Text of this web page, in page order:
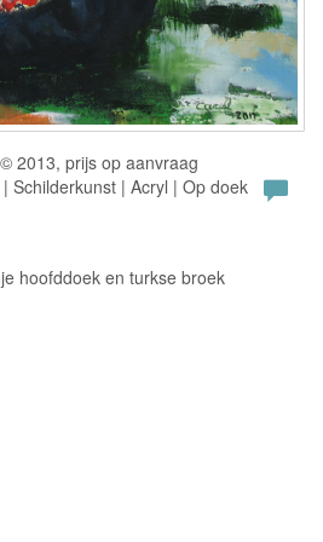
2013, prijs op aanvraag
Schilderkunst | Acryl | Op doek
hoofddoek en turkse broek